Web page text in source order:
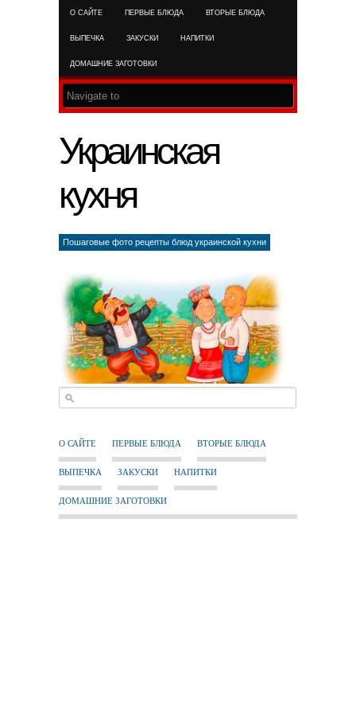
О САЙТЕ ПЕРВЫЕ БЛЮДА ВТОРЫЕ БЛЮДА
ВЫПЕЧКА ЗАКУСКИ НАПИТКИ
ДОМАШНИЕ ЗАГОТОВКИ
Украинская
кухня
Пошаговые фото рецепты блюд украинской кухни
О САЙТЕ ПЕРВЫЕ БЛЮДА ВТОРЫЕ БЛЮДА
ВЫПЕЧКА ЗАКУСКИ НАПИТКИ
ДОМАШНИЕ ЗАГОТОВКИ